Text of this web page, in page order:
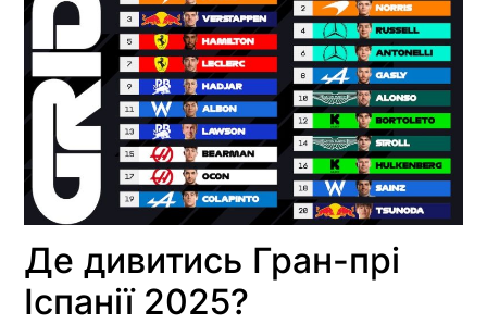
Де дивитись Гран-прі
Іспанії 2025?